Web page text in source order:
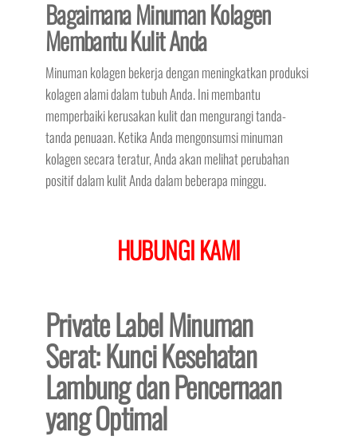
Bagaimana Minuman Kolagen
Membantu Kulit Anda
Minuman kolagen bekerja dengan meningkatkan produksi
kolagen alami dalam tubuh Anda. Ini membantu
memperbaiki kerusakan kulit dan mengurangi tanda-
tanda penuaan. Ketika Anda mengonsumsi minuman
kolagen secara teratur, Anda akan melihat perubahan
positif dalam kulit Anda dalam beberapa minggu.
HUBUNGI KAMI
Private Label Minuman
Serat: Kunci Kesehatan
Lambung dan Pencernaan
yang Optimal